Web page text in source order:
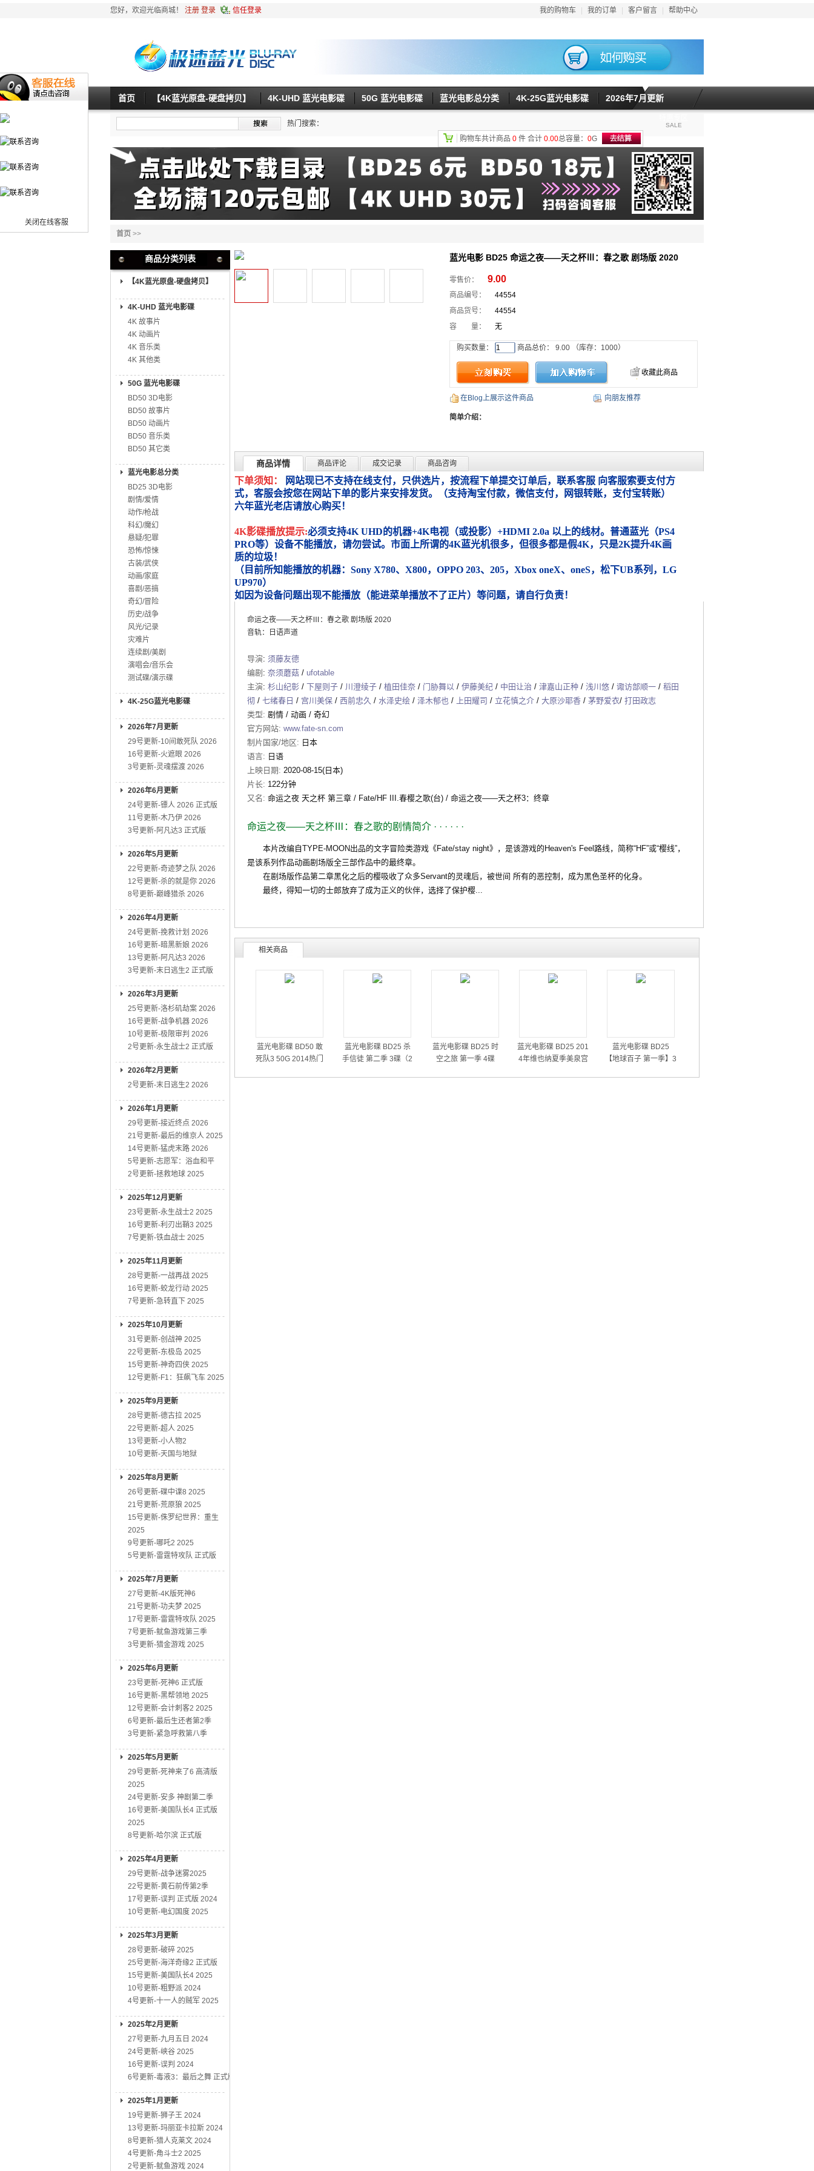
关闭在线客服
您好，欢迎光临商城！ 注册 登录 信任登录 我的购物车 我的订单 客户留言 帮助中心
首页 【4K蓝光原盘-硬盘拷贝】 4K-UHD 蓝光电影碟 50G 蓝光电影碟 蓝光电影总分类 4K-25G蓝光电影碟 2026年7月更新
SALE
热门搜索：
购物车共计商品 0 件 合计 0.00总容量： 0G
首页 >>
商品分类列表
【4K蓝光原盘-硬盘拷贝】
4K-UHD 蓝光电影碟
4K 故事片
4K 动画片
4K 音乐类
4K 其他类
50G 蓝光电影碟
BD50 3D电影
BD50 故事片
BD50 动画片
BD50 音乐类
BD50 其它类
蓝光电影总分类
BD25 3D电影
剧情/爱情
动作/枪战
科幻/魔幻
悬疑/犯罪
恐怖/惊悚
古装/武侠
动画/家庭
喜剧/恶搞
奇幻/冒险
历史/战争
风光/记录
灾难片
连续剧/美剧
演唱会/音乐会
测试碟/演示碟
4K-25G蓝光电影碟
2026年7月更新
29号更新-10间敢死队 2026
16号更新-火遮眼 2026
3号更新-灵魂摆渡 2026
2026年6月更新
24号更新-镖人 2026 正式版
11号更新-木乃伊 2026
3号更新-阿凡达3 正式版
2026年5月更新
22号更新-奇迹梦之队 2026
12号更新-杀的就是你 2026
8号更新-巅峰猎杀 2026
2026年4月更新
24号更新-挽救计划 2026
16号更新-暗黑新娘 2026
13号更新-阿凡达3 2026
3号更新-末日逃生2 正式版
2026年3月更新
25号更新-洛杉矶劫案 2026
16号更新-战争机器 2026
10号更新-极限审判 2026
2号更新-永生战士2 正式版
2026年2月更新
2号更新-末日逃生2 2026
2026年1月更新
29号更新-接近终点 2026
21号更新-最后的维京人 2025
14号更新-猛虎末路 2026
5号更新-志愿军：浴血和平
2号更新-拯救地球 2025
2025年12月更新
23号更新-永生战士2 2025
16号更新-利刃出鞘3 2025
7号更新-铁血战士 2025
2025年11月更新
28号更新-一战再战 2025
16号更新-蛟龙行动 2025
7号更新-急转直下 2025
2025年10月更新
31号更新-创战神 2025
22号更新-东极岛 2025
15号更新-神奇四侠 2025
12号更新-F1：狂飙飞车 2025
2025年9月更新
28号更新-德古拉 2025
22号更新-超人 2025
13号更新-小人物2
10号更新-天国与地狱
2025年8月更新
26号更新-碟中谍8 2025
21号更新-荒原狼 2025
15号更新-侏罗纪世界：重生
2025
9号更新-哪吒2 2025
5号更新-雷霆特攻队 正式版
2025年7月更新
27号更新-4K版死神6
21号更新-功夫梦 2025
17号更新-雷霆特攻队 2025
7号更新-鱿鱼游戏第三季
3号更新-猎金游戏 2025
2025年6月更新
23号更新-死神6 正式版
16号更新-黑帮领地 2025
12号更新-会计刺客2 2025
6号更新-最后生还者第2季
3号更新-紧急呼救第八季
2025年5月更新
29号更新-死神来了6 高清版
2025
24号更新-安多 神剧第二季
16号更新-美国队长4 正式版
2025
8号更新-哈尔滨 正式版
2025年4月更新
29号更新-战争迷雾2025
22号更新-黄石前传第2季
17号更新-误判 正式版 2024
10号更新-电幻国度 2025
2025年3月更新
28号更新-破碎 2025
25号更新-海洋奇缘2 正式版
15号更新-美国队长4 2025
10号更新-粗野派 2024
4号更新-十一人的贼军 2025
2025年2月更新
27号更新-九月五日 2024
24号更新-峡谷 2025
16号更新-误判 2024
6号更新-毒液3：最后之舞 正式版
2025年1月更新
19号更新-狮子王 2024
13号更新-玛丽亚卡拉斯 2024
8号更新-猎人克莱文 2024
4号更新-角斗士2 2025
2号更新-鱿鱼游戏 2024
蓝光电影 BD25 命运之夜——天之杯Ⅲ：春之歌 剧场版 2020
零售价： 9.00
商品编号：
44554
商品货号：
44554
容 量：
无
购买数量： 商品总价： 9.00 （库存： 1000）
收藏此商品
在Blog上展示这件商品 向朋友推荐
简单介绍：
商品详情 商品评论 成交记录 商品咨询
下单须知：
网站现已不支持在线支付，只供选片，按流程下单提交订单后，联系客服 向客服索要支付方
式，客服会按您在网站下单的影片来安排发货。（支持淘宝付款，微信支付，网银转账，支付宝转账）
六年蓝光老店请放心购买！
4K影碟播放提示:必须支持4K UHD的机器+4K电视（或投影）+HDMI 2.0a 以上的线材。普通蓝光（PS4
PRO等）设备不能播放，请勿尝试。市面上所谓的4K蓝光机很多，但很多都是假4K，只是2K提升4K画
质的垃圾！
（目前所知能播放的机器：Sony X780、X800，OPPO 203、205，Xbox oneX、oneS，松下UB系列，LG
UP970）
如因为设备问题出现不能播放（能进菜单播放不了正片）等问题，请自行负责！
命运之夜——天之杯Ⅲ：春之歌 剧场版 2020
音轨：日语声道
导演: 须藤友德
编剧 : 奈须蘑菇 / ufotable
主演: 杉山纪彰 / 下屋则子 / 川澄绫子 / 植田佳奈 / 门胁舞以 / 伊藤美纪 / 中田让治 / 津嘉山正种 / 浅川悠 / 诹访部顺一 / 稻田
彻 / 七绪春日 / 宫川美保 / 西前忠久 / 水泽史绘 / 泽木郁也 / 上田耀司 / 立花慎之介 / 大原沙耶香 / 茅野爱衣/ 打田政志
类型: 剧情 / 动画 / 奇幻
官方网站: www.fate-sn.com
制片国家/地区: 日本
语言: 日语
上映日期: 2020-08-15(日本)
片长: 122分钟
又名: 命运之夜 天之杯 第三章 / Fate/HF III.春樱之歌(台) / 命运之夜——天之杯3：终章
命运之夜——天之杯Ⅲ：春之歌的剧情简介 · · · · · ·
本片改编自TYPE-MOON出品的文字冒险类游戏《Fate/stay night》，是该游戏的Heaven's Feel路线，简称“HF”或“樱线”，
是该系列作品动画剧场版全三部作品中的最终章。
在剧场版作品第二章黑化之后的樱吸收了众多Servant的灵魂后，被世间 所有的恶控制，成为黑色圣杯的化身。
最终，得知一切的士郎放弃了成为正义的伙伴，选择了保护樱...
相关商品
蓝光电影碟 BD50 敢
死队3 50G 2014热门
蓝光电影碟 BD25 杀
手信徒 第二季 3碟（2
蓝光电影碟 BD25 时
空之旅 第一季 4碟
蓝光电影碟 BD25 201
4年维也纳夏季美泉宫
蓝光电影碟 BD25
【地球百子 第一季】3